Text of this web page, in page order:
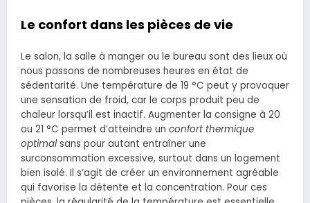
Le confort dans les pièces de vie
Le salon, la salle à manger ou le bureau sont des lieux où
nous passons de nombreuses heures en état de
sédentarité. Une température de 19 °C peut y provoquer
une sensation de froid, car le corps produit peu de
chaleur lorsqu’il est inactif. Augmenter la consigne à 20
ou 21 °C permet d’atteindre un confort thermique
optimalsans pour autant entraîner une
surconsommation excessive, surtout dans un logement
bien isolé. Il s’agit de créer un environnement agréable
qui favorise la détente et la concentration. Pour ces